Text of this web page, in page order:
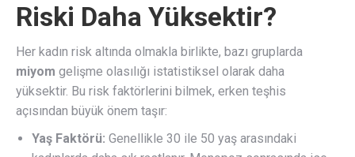
Riski Daha Yüksektir?
Her kadın risk altında olmakla birlikte, bazı gruplarda
miyom gelişme olasılığı istatistiksel olarak daha
yüksektir. Bu risk faktörlerini bilmek, erken teşhis
açısından büyük önem taşır:
Yaş Faktörü: Genellikle 30 ile 50 yaş arasındaki